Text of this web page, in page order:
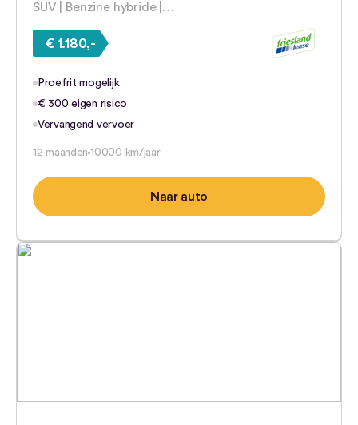
SUV | Benzine hybride |…
€ 1.180,-
Proefrit mogelijk
€ 300 eigen risico
Vervangend vervoer
12 maanden 10000 km/jaar
Naar auto